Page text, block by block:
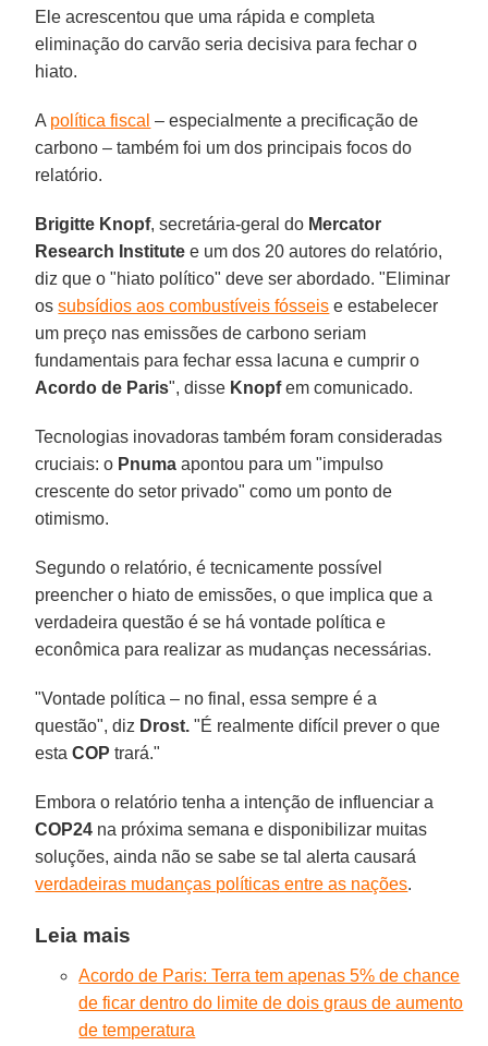
Ele acrescentou que uma rápida e completa
eliminação do carvão seria decisiva para fechar o
hiato.
A política fiscal – especialmente a precificação de
carbono – também foi um dos principais focos do
relatório.
Brigitte Knopf, secretária-geral do Mercator
Research Institute e um dos 20 autores do relatório,
diz que o "hiato político" deve ser abordado. "Eliminar
ossubsídios aos combustíveis fósseis e estabelecer
um preço nas emissões de carbono seriam
fundamentais para fechar essa lacuna e cumprir o
Acordo de Paris", disse Knopfem comunicado.
Tecnologias inovadoras também foram consideradas
cruciais: o Pnuma apontou para um "impulso
crescente do setor privado" como um ponto de
otimismo.
Segundo o relatório, é tecnicamente possível
preencher o hiato de emissões, o que implica que a
verdadeira questão é se há vontade política e
econômica para realizar as mudanças necessárias.
"Vontade política – no final, essa sempre é a
questão", diz Drost. "É realmente difícil prever o que
estaCOP trará."
Embora o relatório tenha a intenção de influenciar a
COP24 na próxima semana e disponibilizar muitas
soluções, ainda não se sabe se tal alerta causará
verdadeiras mudanças políticas entre as nações.
Leia mais
Acordo de Paris: Terra tem apenas 5% de chance
de ficar dentro do limite de dois graus de aumento
de temperatura